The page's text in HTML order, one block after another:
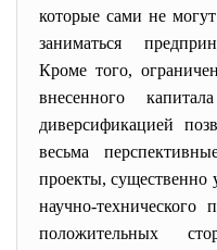
которые сами не
заниматься
Кроме того,
внесенного
диверсификацией
весьма
проекты, существенно
научно-технического
положительных